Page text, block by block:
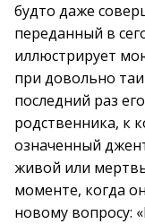
будто даже
переданный в
иллюстрирует
при довольно
последний раз
родственника, к
означенный
живой или
моменте, когда
новому вопросу: